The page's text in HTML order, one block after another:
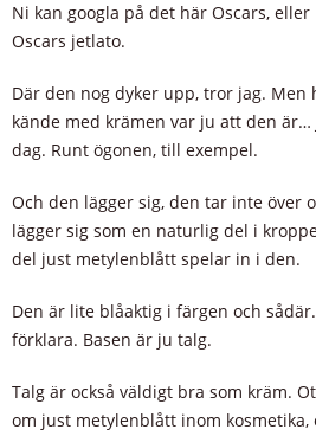
Ni kan googla på det här Oscars,
Oscars jetlato.
Där den nog dyker upp, tror jag. Men
kände med krämen var ju att den är…
dag. Runt ögonen, till exempel.
Och den lägger sig, den tar inte över
lägger sig som en naturlig del i
del just metylenblått spelar in i den.
Den är lite blåaktig i färgen och
förklara. Basen är ju talg.
Talg är också väldigt bra som kräm.
om just metylenblått inom kosmetika,